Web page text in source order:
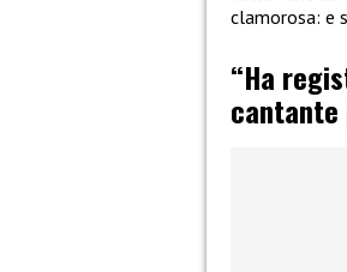
clamorosa: e
“Ha
cantante